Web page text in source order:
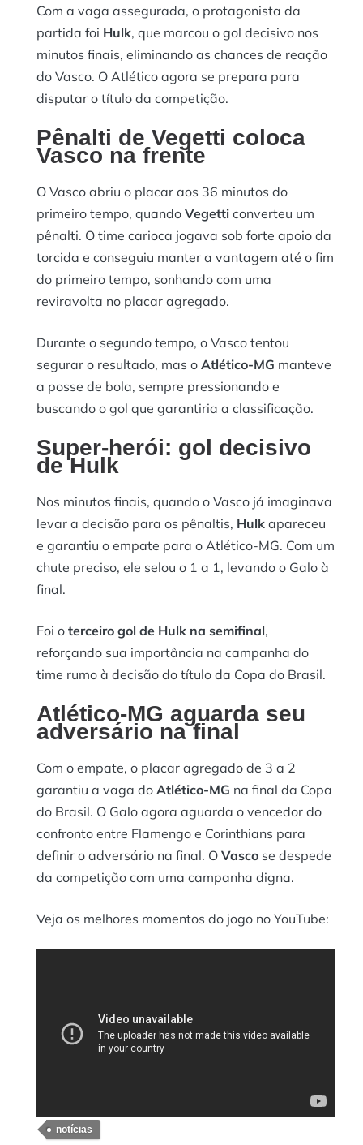
Com a vaga assegurada, o protagonista da
partida foi Hulk, que marcou o gol decisivo nos
minutos finais, eliminando as chances de reação
do Vasco. O Atlético agora se prepara para
disputar o título da competição.
Pênalti de Vegetti coloca
Vasco na frente
O Vasco abriu o placar aos 36 minutos do
primeiro tempo, quando Vegetti converteu um
pênalti. O time carioca jogava sob forte apoio da
torcida e conseguiu manter a vantagem até o fim
do primeiro tempo, sonhando com uma
reviravolta no placar agregado.
Durante o segundo tempo, o Vasco tentou
segurar o resultado, mas o Atlético-MG manteve
a posse de bola, sempre pressionando e
buscando o gol que garantiria a classificação.
Super-herói: gol decisivo
de Hulk
Nos minutos finais, quando o Vasco já imaginava
levar a decisão para os pênaltis, Hulk apareceu
e garantiu o empate para o Atlético-MG. Com um
chute preciso, ele selou o 1 a 1, levando o Galo à
final.
Foi o terceiro gol de Hulk na semifinal,
reforçando sua importância na campanha do
time rumo à decisão do título da Copa do Brasil.
Atlético-MG aguarda seu
adversário na final
Com o empate, o placar agregado de 3 a 2
garantiu a vaga do Atlético-MG na final da Copa
do Brasil. O Galo agora aguarda o vencedor do
confronto entre Flamengo e Corinthians para
definir o adversário na final. O Vasco se despede
da competição com uma campanha digna.
Veja os melhores momentos do jogo no YouTube:
notícias